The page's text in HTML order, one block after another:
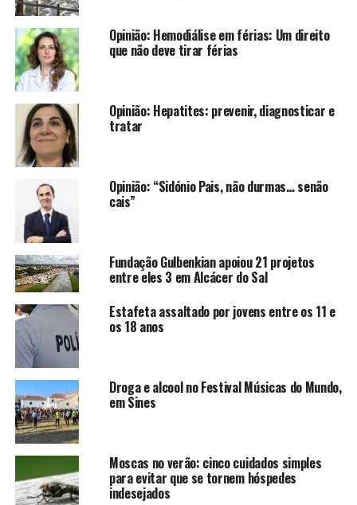
Opinião: Hemodiálise em férias: Um direito
que não deve tirar férias
Opinião: Hepatites: prevenir, diagnosticar e
tratar
Opinião: “Sidónio Pais, não durmas… senão
cais”
Fundação Gulbenkian apoiou 21 projetos
entre eles 3 em Alcácer do Sal
Estafeta assaltado por jovens entre os 11 e
os 18 anos
Droga e alcool no Festival Músicas do Mundo,
em Sines
Moscas no verão: cinco cuidados simples
para evitar que se tornem hóspedes
indesejados